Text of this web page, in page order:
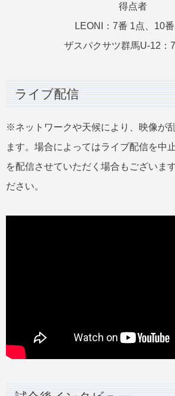
得点者
LEONI：7番 1点、10
ザスパクサツ群馬U-12：
ライブ配信
※ネットワークや天候により、映像が
ます。場合によってはライブ配信を中
を配信させていただく場合もございま
ださい。